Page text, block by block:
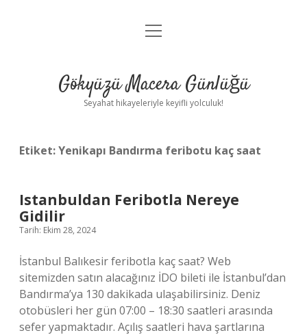
Anasayfa
Yasal Uyarı
menüyü
Gökyüzü Macera Günlüğü
Seyahat hikayeleriyle keyifli yolculuk!
Etiket:Yenikapı Bandırma feribotu kaç saat
Istanbuldan Feribotla Nereye
Gidilir
Tarih: Ekim 28, 2024
İstanbul Balıkesir feribotla kaç saat? Web
sitemizden satın alacağınız İDO bileti ile İstanbul’dan
Bandırma’ya 130 dakikada ulaşabilirsiniz. Deniz
otobüsleri her gün 07:00 – 18:30 saatleri arasında
sefer yapmaktadır. Açılış saatleri hava şartlarına